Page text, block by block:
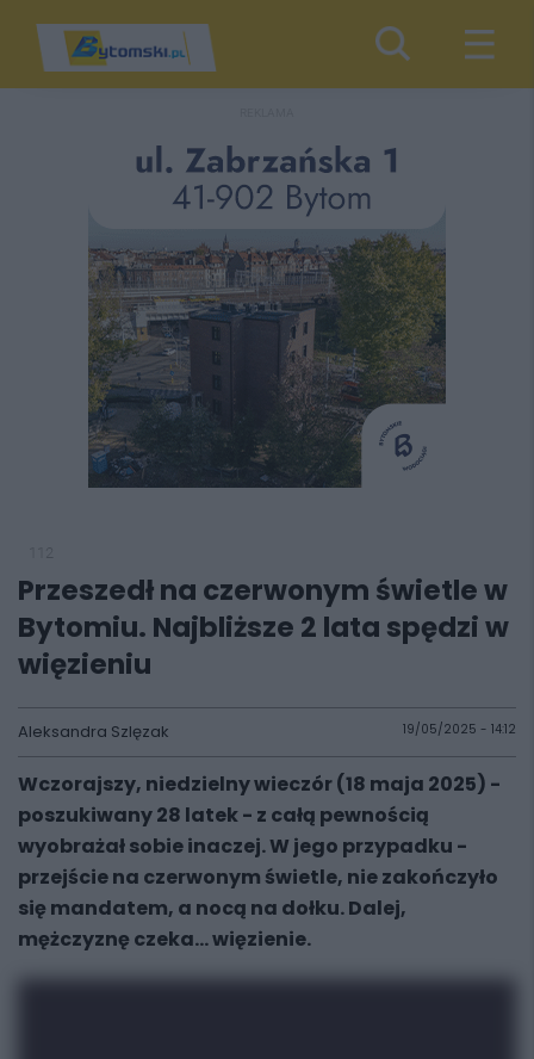
Przeszedł na czerwonym świetle w
Bytomiu. Najbliższe 2 lata spędzi w
więzieniu
Aleksandra Szlęzak 19/05/2025 - 14:12
Wczorajszy, niedzielny wieczór (18 maja 2025) -
poszukiwany 28 latek - z całą pewnością
wyobrażał sobie inaczej. W jego przypadku -
przejście na czerwonym świetle, nie zakończyło
się mandatem, a nocą na dołku. Dalej,
mężczyznę czeka… więzienie.